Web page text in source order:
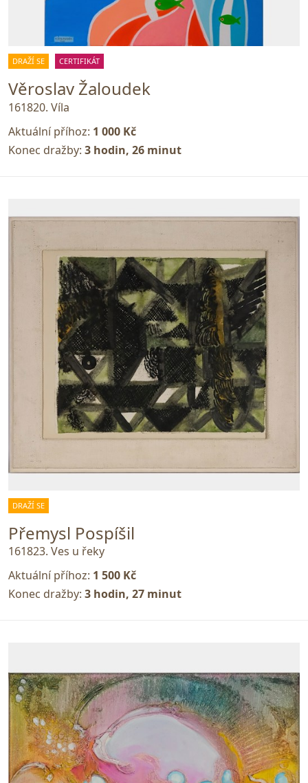
DRAŽÍ SE CERTIFIKÁT
Věroslav Žaloudek
161820. Víla
Aktuální příhoz: 1 000 Kč
Konec dražby: 3 hodin, 26 minut
DRAŽÍ SE
Přemysl Pospíšil
161823. Ves u řeky
Aktuální příhoz: 1 500 Kč
Konec dražby: 3 hodin, 27 minut